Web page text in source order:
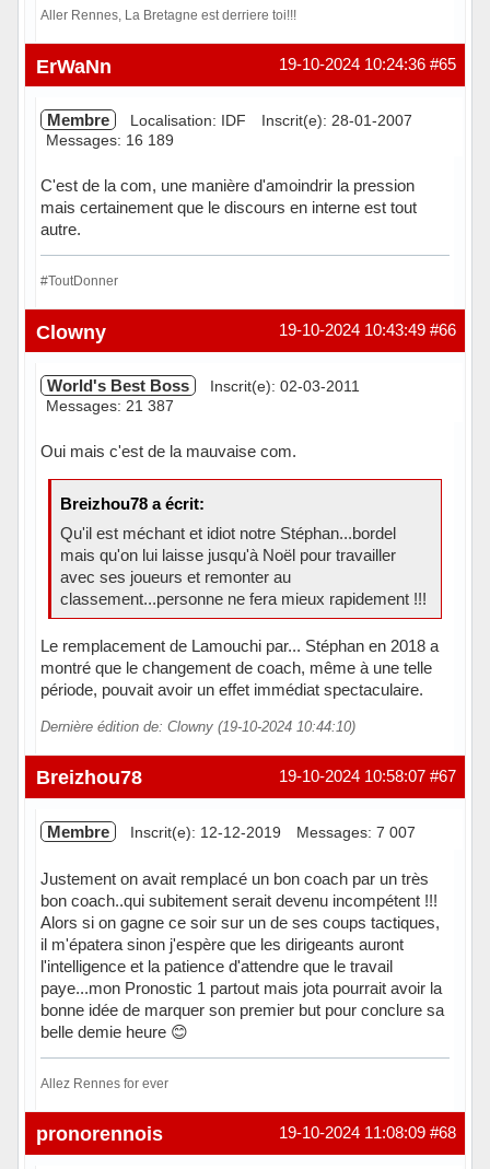
Aller Rennes, La Bretagne est derriere toi!!!
Hors ligne #65
19-10-2024 10:24:36
ErWaNn
Membre Localisation: IDF
Inscrit(e): 28-01-2007
Messages: 16 189
C'est de la com, une manière d'amoindrir la pression
mais certainement que le discours en interne est tout
autre.
#ToutDonner
Hors ligne #66
19-10-2024 10:43:49
Clowny
World's Best Boss
Inscrit(e): 02-03-2011
Messages: 21 387
Oui mais c'est de la mauvaise com.
Breizhou78 a écrit:
Qu'il est méchant et idiot notre Stéphan...bordel
mais qu'on lui laisse jusqu'à Noël pour travailler
avec ses joueurs et remonter au
classement...personne ne fera mieux rapidement !!!
Le remplacement de Lamouchi par... Stéphan en 2018 a
montré que le changement de coach, même à une telle
période, pouvait avoir un effet immédiat spectaculaire.
Dernière édition de: Clowny (19-10-2024 10:44:10)
Hors ligne #67
19-10-2024 10:58:07
Breizhou78
Membre Inscrit(e): 12-12-2019 Messages: 7 007
Justement on avait remplacé un bon coach par un très
bon coach..qui subitement serait devenu incompétent !!!
Alors si on gagne ce soir sur un de ses coups tactiques,
il m'épatera sinon j'espère que les dirigeants auront
l'intelligence et la patience d'attendre que le travail
paye...mon Pronostic 1 partout mais jota pourrait avoir la
bonne idée de marquer son premier but pour conclure sa
belle demie heure 😊
Allez Rennes for ever
Hors ligne #68
19-10-2024 11:08:09
pronorennois